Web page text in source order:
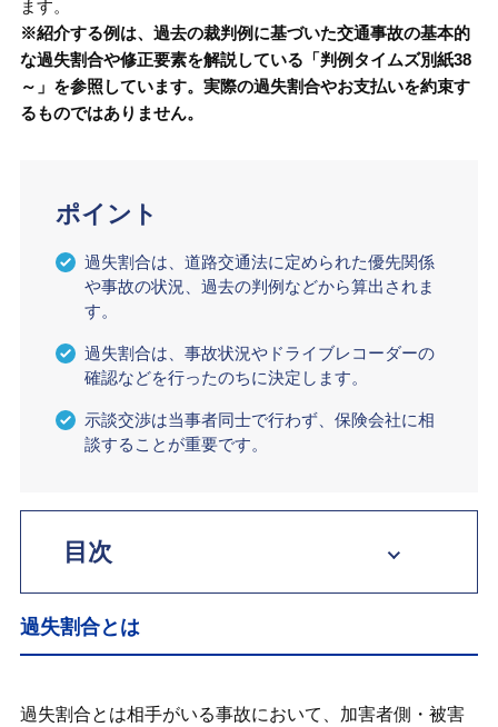
ます。
※紹介する例は、過去の裁判例に基づいた交通事故の基本的
な過失割合や修正要素を解説している「判例タイムズ別紙38
～」を参照しています。実際の過失割合やお支払いを約束す
るものではありません。
ポイント
過失割合は、道路交通法に定められた優先関係
や事故の状況、過去の判例などから算出されま
す。
過失割合は、事故状況やドライブレコーダーの
確認などを行ったのちに決定します。
示談交渉は当事者同士で行わず、保険会社に相
談することが重要です。
目次
過失割合とは
過失割合とは
過失割合とは相手がいる事故において、加害者側・被害